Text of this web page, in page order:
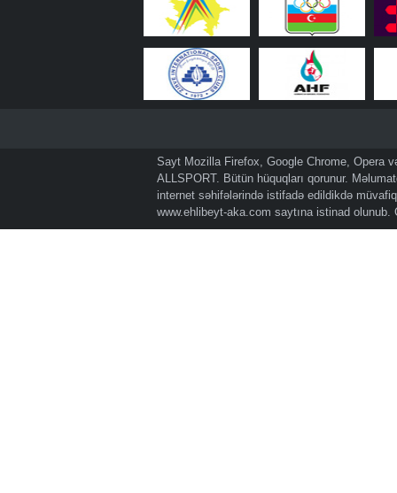
Sayt Mozilla Firefox, Google Chrome, Opera
ALLSPORT. Bütün hüquqları qorunur.
internet səhifələrində istifadə edildikdə
www.ehlibeyt-aka.com saytına istinad olunub.